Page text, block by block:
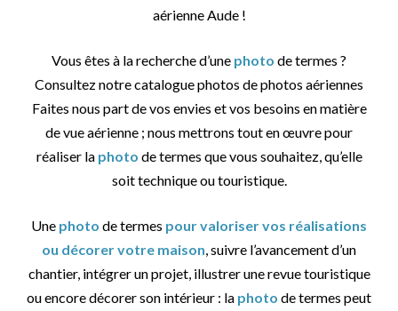
aérienne Aude !
Vous êtes à la recherche d’une photo de termes ?
Consultez notre catalogue photos de photos aériennes
Faites nous part de vos envies et vos besoins en matière
de vue aérienne ; nous mettrons tout en œuvre pour
réaliser la photo de termes que vous souhaitez, qu’elle
soit technique ou touristique.
Une photo de termes pour valoriser vos réalisations
ou décorer votre maison, suivre l’avancement d’un
chantier, intégrer un projet, illustrer une revue touristique
ou encore décorer son intérieur : la photo de termes peut